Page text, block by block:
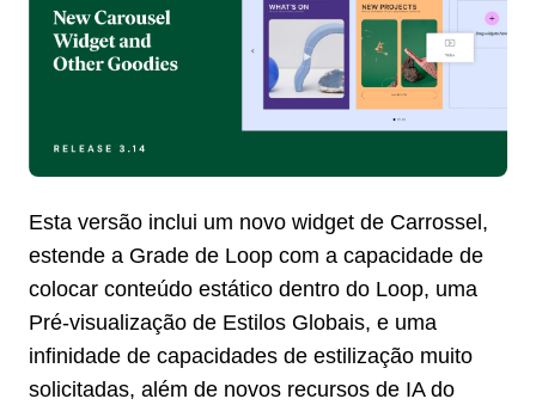
Esta versão inclui um novo widget de Carrossel,
estende a Grade de Loop com a capacidade de
colocar conteúdo estático dentro do Loop, uma
Pré-visualização de Estilos Globais, e uma
infinidade de capacidades de estilização muito
solicitadas, além de novos recursos de IA do